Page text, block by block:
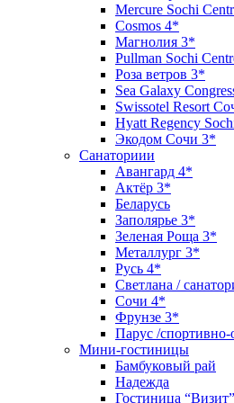
Mercure Sochi
Cosmos 4*
Магнолия 3*
Pullman Sochi
Роза ветров 3*
Sea Galaxy
Swissotel Resort
Hyatt Regency
Экодом Сочи 3*
Санаториии
Авангард 4*
Актёр 3*
Беларусь
Заполярье 3*
Зеленая Роща 3*
Металлург 3*
Русь 4*
Светлана /
Сочи 4*
Фрунзе 3*
Парус /
Мини-гостиницы
Бамбуковый рай
Надежда
Гостиница